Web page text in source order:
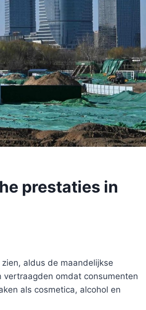
prestaties in
aldus de maandelijkse
omdat consumenten
als cosmetica, alcohol en